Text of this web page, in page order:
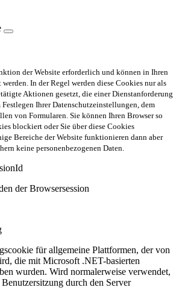
der Website erforderlich und können in Ihren
In der Regel werden diese Cookies nur als
Aktionen gesetzt, die einer Dienstanforderung
Festlegen Ihrer Datenschutzeinstellungen, dem
von Formularen. Sie können Ihren Browser so
blockiert oder Sie über diese Cookies
Bereiche der Website funktionieren dann aber
keine personenbezogenen Daten.
der Browsersession
für allgemeine Plattformen, der von
die mit Microsoft .NET-basierten
wurden. Wird normalerweise verwendet,
durch den Server